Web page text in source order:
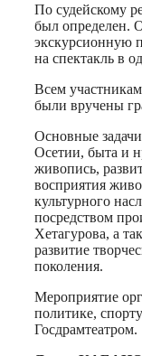
По судейскому
был определен.
экскурсионную
на спектакль в
Всем
были вручены
Основные
Осетии, быта и
живопись,
восприятия
культурного
посредством
Хетагурова, а
развитие
поколения.
Мероприятие
политике,
Госдрамтеатром.